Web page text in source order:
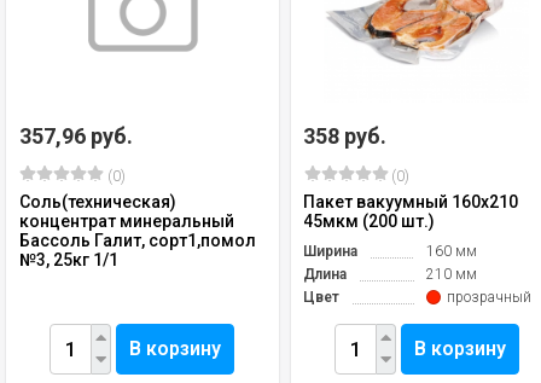
357,96 руб.
(0)
Соль(техническая)
концентрат минеральный
Бассоль Галит, сорт1,помол
№3, 25кг 1/1
В корзину
358 руб.
(0)
Пакет вакуумный 160х210
45мкм (200 шт.)
Ширина
160 мм
Длина
210 мм
Цвет
прозрачный
В корзину